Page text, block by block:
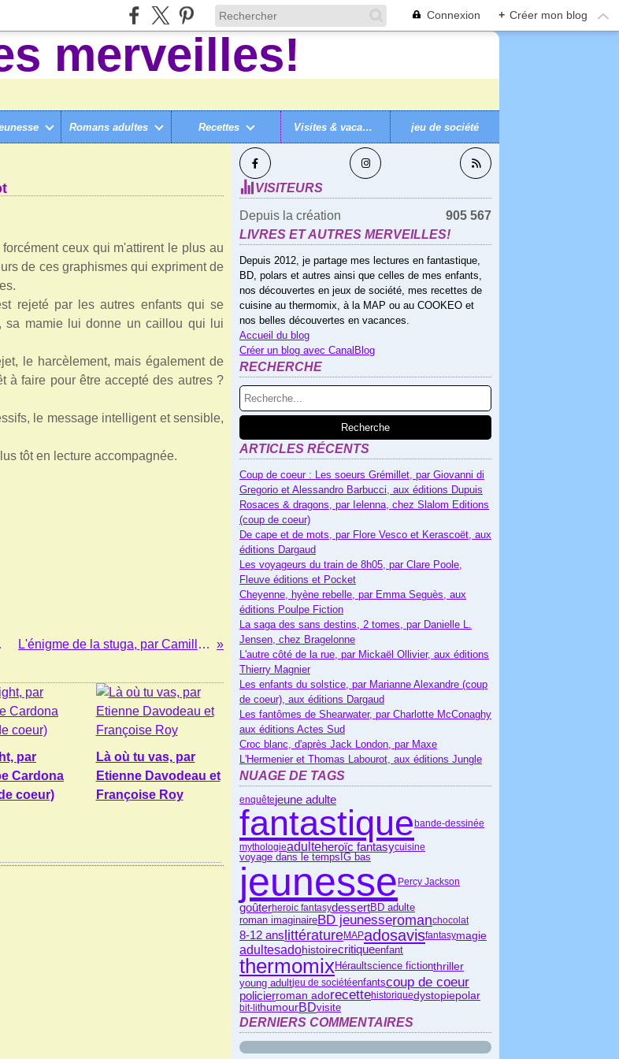
Connexion + Créer mon blog
Romans adultes Recettes Visites & vacances jeu de société
HÉRISSÉ ET MARION BULOT
ceux qui m'attirent le plus au
de ces graphismes qui expriment de
rejeté par les autres enfants qui se
sa mamie lui donne un caillou qui lui
le harcèlement, mais également de
à faire pour être accepté des autres ?
le message intelligent et sensible,
tôt en lecture accompagnée.
Lin L'énigme de la stuga, par Camille Grebe
par
Cardona
coeur)
Là où tu vas, par
Etienne Davodeau et
Françoise Roy
SUIVEZ-MOI
VISITEURS
Depuis la création
905 567
LIVRES ET AUTRES MERVEILLES!
Depuis 2012, je partage mes lectures en fantastique,
BD, polars et autres ainsi que celles de mes enfants,
nos découvertes en jeux de société, mes recettes de
cuisine au thermomix, à la MAP ou au COOKEO et
nos belles découvertes en vacances.
Accueil du blog
Créer un blog avec CanalBlog
RECHERCHE
ARTICLES RÉCENTS
Coup de coeur : Les soeurs Grémillet, par Giovanni di
Gregorio et Alessandro Barbucci, aux éditions Dupuis
Rosaces & dragons, par Ielenna, chez Slalom Editions
(coup de coeur)
De cape et de mots, par Flore Vesco et Kerascoët, aux
éditions Dargaud
Les voyageurs du train de 8h05, par Clare Poole,
Fleuve éditions et Pocket
Cheyenne, hyène rebelle, par Emma Seguès, aux
éditions Poulpe Fiction
La saga des sans destins, 2 tomes, par Danielle L.
Jensen, chez Bragelonne
L'autre côté de la rue, par Mickaël Ollivier, aux éditions
Thierry Magnier
Les enfants du solstice, par Marianne Alexandre (coup
de coeur), aux éditions Dargaud
Les fantômes de Shearwater, par Charlotte McConaghy
aux éditions Actes Sud
Croc blanc, d'après Jack London, par Maxe
L'Hermenier et Thomas Labourot, aux éditions Jungle
NUAGE DE TAGS
enquêtejeune adulte
fantastiquebande-dessinée
mythologieadulteheroïc fantasycuisine
voyage dans le temps IG bas
jeunesse Percy Jackson
goûterheroic fantasydessertBD adulte
roman imaginaireBD jeunesseromanchocolat
8-12 anslittératureMAPadosavisfantasymagie
adultesadohistoirecritiqueenfant
thermomixHéraultscience fictionthriller
young adultjeu de sociétéenfantscoup de coeur
policierroman adorecettehistoriquedystopiepolar
bit-lithumourBDvisite
DERNIERS COMMENTAIRES